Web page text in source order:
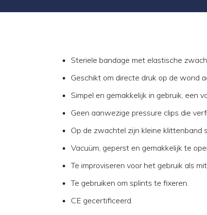
Steriele bandage met elastische
Geschikt om directe druk op de wond
Simpel en gemakkelijk in gebruik, een
Geen aanwezige pressure clips die
Op de zwachtel zijn kleine klittenband
Vacuüm, geperst en gemakkelijk te
Te improviseren voor het gebruik als
Te gebruiken om splints te fixeren.
CE gecertificeerd.